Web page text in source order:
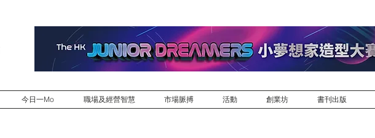
今日一Mo 職場及經營智慧 市場脈搏 活動 創業坊 書刊出版